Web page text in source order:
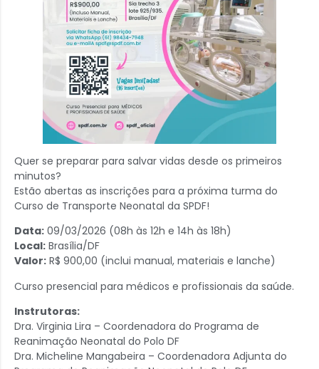
Quer se preparar para salvar vidas desde os primeiros
minutos?
Estão abertas as inscrições para a próxima turma do
Curso de Transporte Neonatal da SPDF!
Data: 09/03/2026 (08h às 12h e 14h às 18h)
Local: Brasília/DF
Valor: R$ 900,00 (inclui manual, materiais e lanche)
Curso presencial para médicos e profissionais da saúde.
Instrutoras:
Dra. Virginia Lira – Coordenadora do Programa de
Reanimação Neonatal do Polo DF
Dra. Micheline Mangabeira – Coordenadora Adjunta do